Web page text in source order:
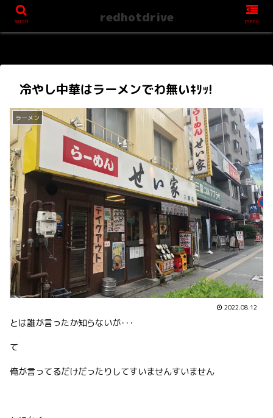
冷やし中華はラーメンでわ無いｷﾘｯ!
ラーメン
2022.08.12
とは誰が言ったか知らないが･･･
て
俺が言ってるだけだったりしてすいませんすいません
serch redhotdrive menu